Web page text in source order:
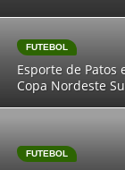
FUTEBOL
Esporte de Patos
Copa Nordeste
FUTEBOL